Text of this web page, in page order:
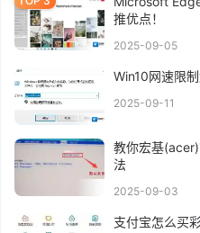
推优点！
2025-09-05
Win10网速限
2025-09-11
教你宏基
法
2025-09-03
支付宝怎么买